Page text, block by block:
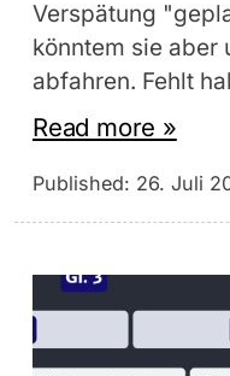
Verspätung
könntem sie aber
abfahren. Fehlt
Read more »
Published: 26. Juli